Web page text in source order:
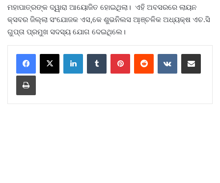
ମହାପାତ୍ରଙ୍କ ଦ୍ୱାରା ଆୟୋଜିତ ହୋଇଥିଲା। ଏହି ଅବସରରେ ଲାୟନ
କ୍ସବର ଜିଲ୍ଲା ସଂଯୋଜକ ଏସ,କେ ଶୁଭନିଲସ ଆ଼ଞ୍ଚଳିକ ଅଧ୍ୟକ୍ଷ ଏଚ.ସି
ଗୁପ୍ତା ପ୍ରମୁଖ ସଦସ୍ୟ ଯୋଗ ଦେଇଥିଲେ।
LinkedInTumblr PinterestReddit VKontakteShare via Email
Print